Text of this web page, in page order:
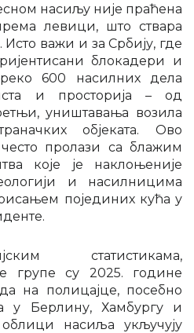
насиљу није праћена
левици, што ствара
важи и за Србију, где
блокадери и
600 насилних дела
и просторија – од
уништавања возила
објеката. Ово
пролази са блажим
које је наклоњеније
и насилницима
појединих кућа у
статистикама,
групе су 2025. године
на полицајце, посебно
у Берлину, Хамбургу и
насиља укључују